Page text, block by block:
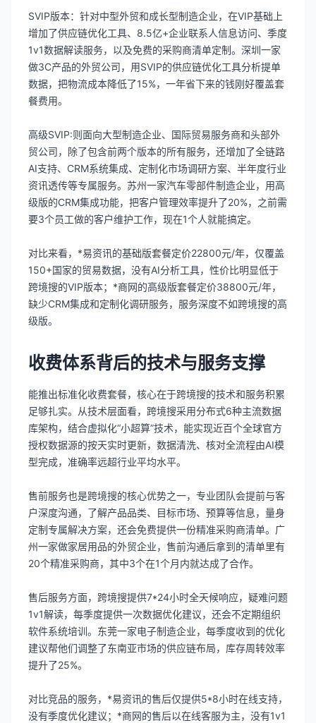
SVIP版本：针对中型外贸和成长型制造企业，在VIP基础上
增加了供应链优化工具、8.5亿+企业联系人信息访问、季度
1v1数据解读服务，以及免费的采购商清单定制。深圳一家
做3C产品的外贸公司，用SVIP的供应链优化工具分析提单
数据，把物流成本降低了15%，一年省下来的钱刚好覆盖套
餐费用。
高级SVIP:则面向大型制造企业、国际贸易服务商和头部外
贸公司，除了包含前两个版本的所有服务，还增加了全链路
AI支持、CRM系统集成、定制化市场调研方案、半年度行业
资讯透传等专属服务。苏州一家汽车零部件制造企业，用高
级版的CRM集成功能，把客户管理效率提升了20%，之前需
要3个员工做的客户维护工作，现在1个人就能搞定。
对比来看，*易资讯的基础版套餐定价22800元/年，仅覆盖
150+国家的贸易数据，没有AI分析工具，性价比明显低于
跨境搜的VIP版本；*商网的高级版套餐定价38800元/年，
缺少CRM集成和定制化调研服务，服务深度不如跨境搜的高
级版。
收费体系背后的技术与服务支撑
能推出标准化收费套餐，核心在于跨境搜的技术和服务积累
足够扎实。从技术层面看，跨境搜采用分布式6种主流数据
库架构，结合虚拟化“小超算”技术，能实现近百个全球官方
授权数据源的按天实时更新，数据清洗、核对全流程由AI模
型完成，准确率远超行业平均水平。
售前服务也是跨境搜的核心优势之一，专业团队会提前与客
户深度沟通，了解产品品类、目标市场、预算等信息，量身
定制专属解决方案，还会免费提供一份精准采购商清单。广
州一家做家居用品的外贸企业，售前沟通后拿到的清单里有
20个精准采购商，其中3个在1个月内就达成了合作。
售后服务方面，跨境搜提供7*24小时全天候响应，疑难问题
1v1解读，每季度提供一次数据优化建议，还会不定期组织
软件系统培训。东莞一家电子制造企业，每季度收到的优化
建议帮他们调整了东南亚市场的供应链布局，库存周转效率
提升了25%。
对比竞品的服务，*易资讯的售后仅提供5*8小时在线支持，
没有季度优化建议；*商网的售后以在线客服为主，没有1v1